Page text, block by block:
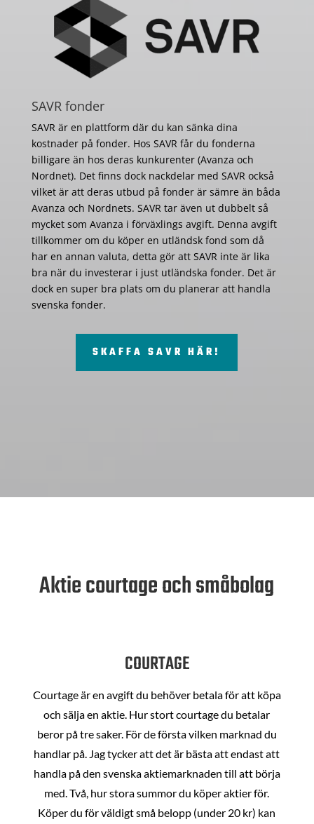
SAVR fonder
SAVR är en plattform där du kan sänka dina
kostnader på fonder. Hos SAVR får du fonderna
billigare än hos deras kunkurenter (Avanza och
Nordnet). Det finns dock nackdelar med SAVR också
vilket är att deras utbud på fonder är sämre än båda
Avanza och Nordnets. SAVR tar även ut dubbelt så
mycket som Avanza i förväxlings avgift. Denna avgift
tillkommer om du köper en utländsk fond som då
har en annan valuta, detta gör att SAVR inte är lika
bra när du investerar i just utländska fonder. Det är
dock en super bra plats om du planerar att handla
svenska fonder.
SKAFFA SAVR HÄR!
Aktie courtage och småbolag
COURTAGE
Courtage är en avgift du behöver betala för att köpa
och sälja en aktie. Hur stort courtage du betalar
beror på tre saker. För de första vilken marknad du
handlar på. Jag tycker att det är bästa att endast att
handla på den svenska aktiemarknaden till att börja
med. Två, hur stora summor du köper aktier för.
Köper du för väldigt små belopp (under 20 kr) kan